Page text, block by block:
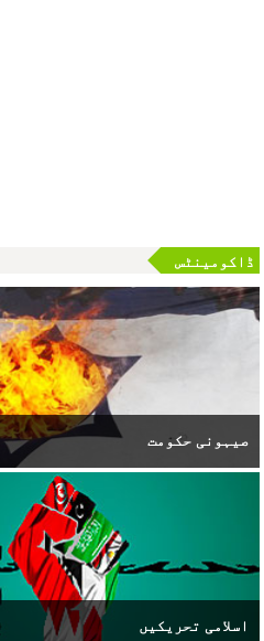
ڈاکومینٹس
صیہونی حکومت
اسلامی تحریکیں